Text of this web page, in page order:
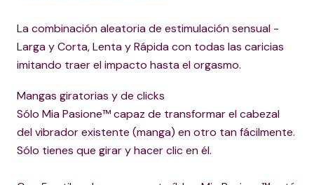
La combinación aleatoria de estimulación sensual -
Larga y Corta, Lenta y Rápida con todas las caricias
imitando traer el impacto hasta el orgasmo.
Mangas giratorias y de clicks
Sólo Mia Pasione™ capaz de transformar el cabezal
del vibrador existente (manga) en otro tan fácilmente.
Sólo tienes que girar y hacer clic en él.